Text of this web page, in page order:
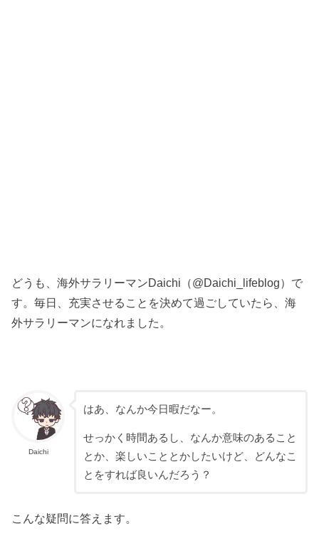
どうも、海外サラリーマンDaichi（@Daichi_lifeblog）で
す。毎日、充実させることを決めて過ごしていたら、海
外サラリーマンになれました。
Daichi
はあ、なんか今日暇だなー。
せっかく時間あるし、なんか意味のあること
とか、楽しいこととかしたいけど、どんなこ
とをすれば良いんだろう？
こんな疑問に答えます。